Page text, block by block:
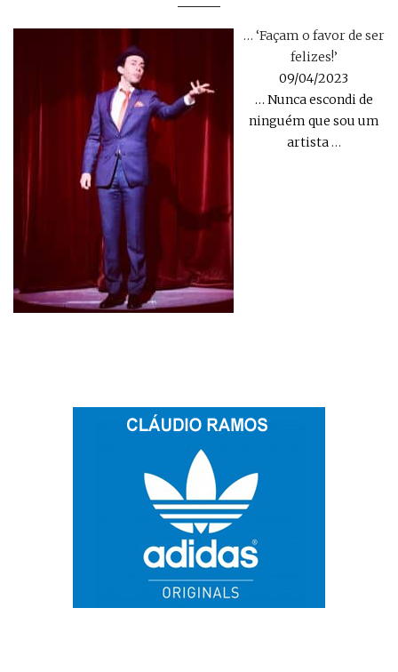
… ‘Façam o favor de ser
felizes!’
09/04/2023
… Nunca escondi de
ninguém que sou um
artista…